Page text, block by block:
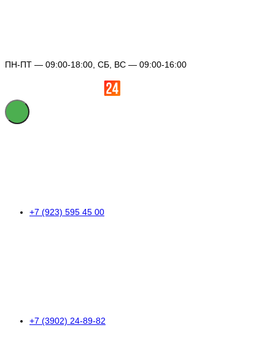
ПН-ПТ — 09:00-18:00, СБ, ВС — 09:00-16:00
+7 (923) 595 45 00
+7 (3902) 24-89-82